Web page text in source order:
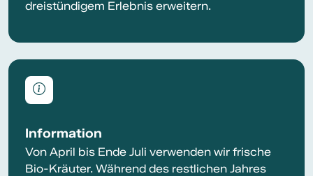
dreistündigem Erlebnis erweitern.
Information
Von April bis Ende Juli verwenden wir frische
Bio-Kräuter. Während des restlichen Jahres